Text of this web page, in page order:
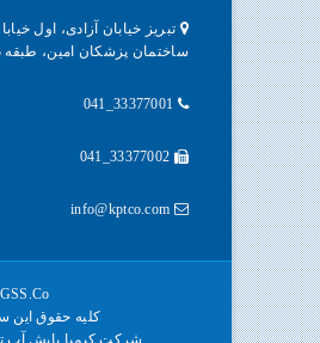
تبریز خیابان آزادی، اول
ساختمان پزشکان امین، طبقه 3، واحد شمالی
GSS.Co
کلیه حقوق این
شرکت کیمیا پایش آب